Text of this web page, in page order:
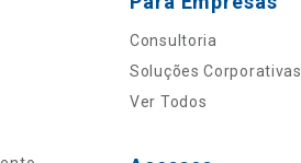
Consultoria
Soluções Corporativas
Ver Todos